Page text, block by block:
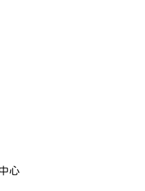
解分歧策略（下集）
心